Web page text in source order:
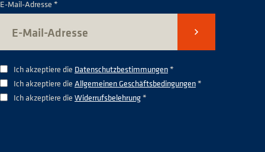
E-Mail-Adresse *
Senden
Ich akzeptiere die Datenschutzbestimmungen*
Ich akzeptiere die Allgemeinen Geschäftsbedingungen*
Ich akzeptiere die Widerrufsbelehrung*